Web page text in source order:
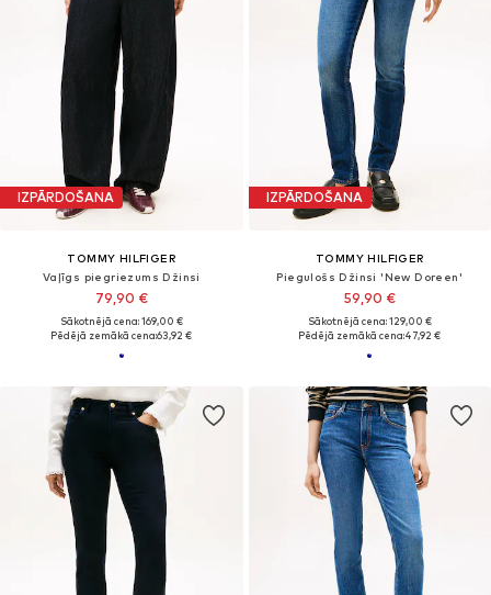
IZPĀRDOŠANA
TOMMY HILFIGER
Vaļīgs piegriezums Džinsi
79,90 €
Sākotnējā cena: 169,00 €
Pēdējā zemākā cena:63,92 €
IZPĀRDOŠANA
TOMMY HILFIGER
Piegulošs Džinsi 'New Doreen'
59,90 €
Sākotnējā cena: 129,00 €
Pēdējā zemākā cena:47,92 €